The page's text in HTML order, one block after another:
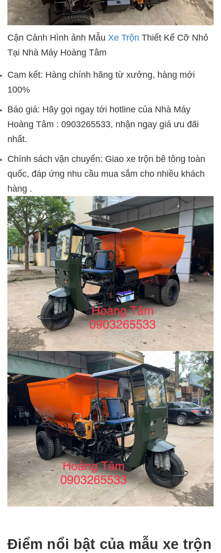
Cận Cảnh Hình ảnh Mẫu Xe Trộn Thiết Kế Cỡ Nhỏ
Tại Nhà Máy Hoàng Tâm
Cam kết: Hàng chính hãng từ xưởng, hàng mới
100%
Báo giá: Hãy gọi ngay tới hotline của Nhà Máy
Hoàng Tâm : 0903265533, nhận ngay giá ưu đãi
nhất.
Chính sách vận chuyển: Giao xe trộn bê tông toàn
quốc, đáp ứng nhu cầu mua sắm cho nhiều khách
hàng .
Điểm nổi bật của mẫu xe trộn